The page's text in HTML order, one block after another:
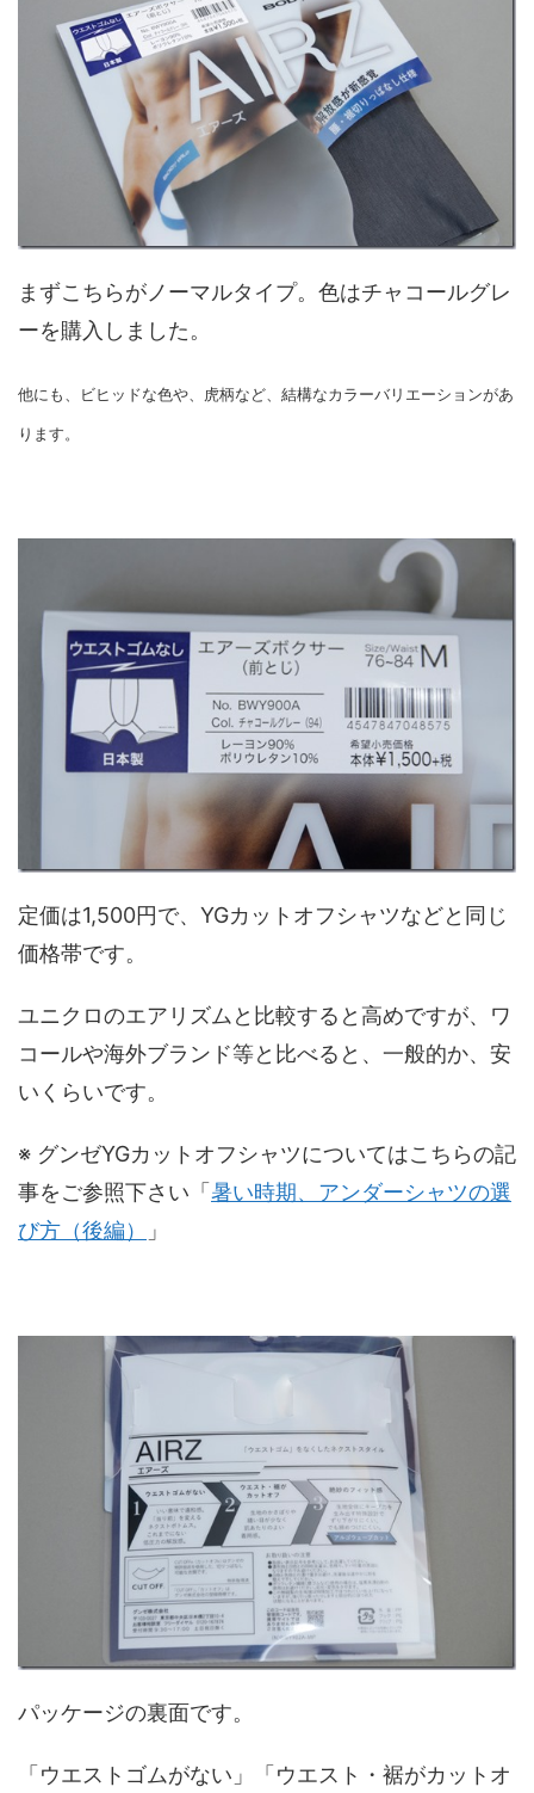
まずこちらがノーマルタイプ。色はチャコールグレ
ーを購入しました。
他にも、ビヒッドな色や、虎柄など、結構なカラーバリエーションがあ
ります。
定価は1,500円で、YGカットオフシャツなどと同じ
価格帯です。
ユニクロのエアリズムと比較すると高めですが、ワ
コールや海外ブランド等と比べると、一般的か、安
いくらいです。
※ グンゼYGカットオフシャツについてはこちらの記
事をご参照下さい「 暑い時期、アンダーシャツの選
び方（後編）
」
パッケージの裏面です。
「ウエストゴムがない」「ウエスト・裾がカットオ